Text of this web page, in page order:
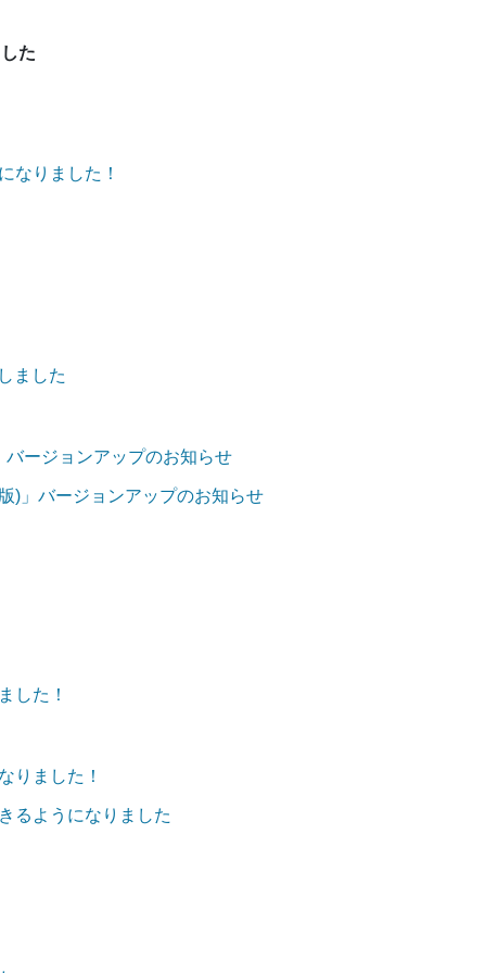
た
なりました！
ました
ージョンアップのお知らせ
)」バージョンアップのお知らせ
した！
りました！
るようになりました